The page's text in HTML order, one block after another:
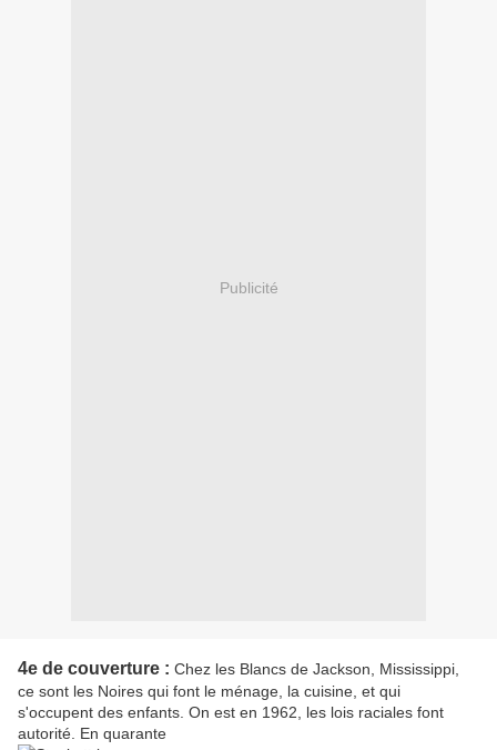
Publicité
4e de couverture : Chez les Blancs de Jackson, Mississippi,
ce sont les Noires qui font le ménage, la cuisine, et qui
s'occupent des enfants. On est en 1962, les lois raciales font
autorité. En quarante